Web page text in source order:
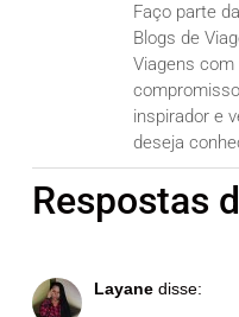
Faço parte
Blogs de
Viagens com
inspirador e
deseja
Respostas
Layane disse: